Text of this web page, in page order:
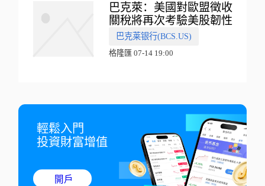
巴克萊：美國對歐盟徵收
關稅將再次考驗美股韌性
巴克莱银行(BCS.US)
格隆匯 07-14 19:00
輕鬆入門
投資財富增值
開戶